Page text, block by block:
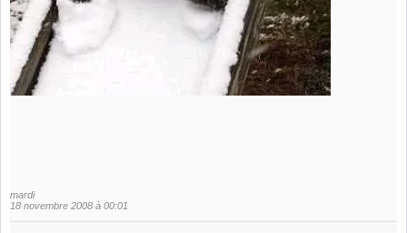
mardi
18 novembre 2008 à 00:01